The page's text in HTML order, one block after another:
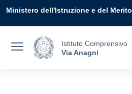
Ministero dell'Istruzione e del Merito
Istituto Comprensivo
Via Anagni